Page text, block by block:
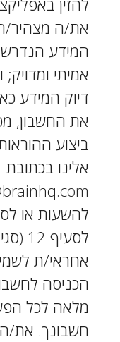
להזין
את/ה מצהיר/ה
המידע
אמיתי
דיוק המידע
את החשבון,
ביצוע
אלינו בכתובת
להשעות או
אחראי/ת
הכניסה
מלאה לכל
חשבונך. את/ה